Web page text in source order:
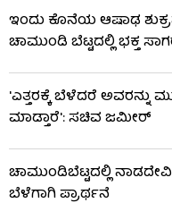
ಇಂದು ಕೊನೆಯ ಆಷಾಢ
ಚಾಮುಂಡಿ ಬೆಟ್ಟದಲ್ಲಿ ಭಕ್ತ
'ಎತ್ತರಕ್ಕೆ ಬೆಳೆದರೆ ಅವರನ್ನು
ಮಾಡ್ತಾರೆ': ಸಚಿವ ಜಮೀರ್​​
ಚಾಮುಂಡಿಬೆಟ್ಟದಲ್ಲಿ
ಬೆಳೆಗಾಗಿ ಪ್ರಾರ್ಥನೆ